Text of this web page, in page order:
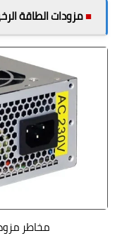
■مزودات الطاقة
مخاطر